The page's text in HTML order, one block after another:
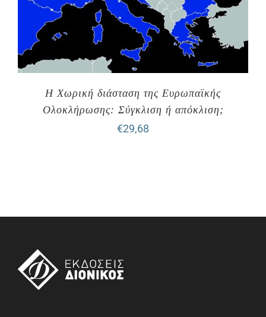
Η Χωρική διάσταση της Ευρωπαϊκής
Ολοκλήρωσης: Σύγκλιση ή απόκλιση;
€29,68